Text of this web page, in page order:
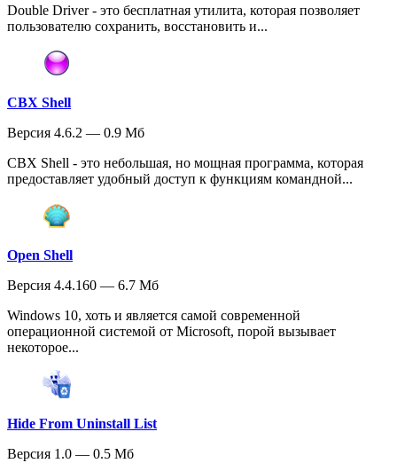
Double Driver - это бесплатная утилита, которая позволяет
пользователю сохранить, восстановить и...
CBX Shell
Версия 4.6.2 — 0.9 Мб
CBX Shell - это небольшая, но мощная программа, которая
предоставляет удобный доступ к функциям командной...
Open Shell
Версия 4.4.160 — 6.7 Мб
Windows 10, хоть и является самой современной
операционной системой от Microsoft, порой вызывает
некоторое...
Hide From Uninstall List
Версия 1.0 — 0.5 Мб